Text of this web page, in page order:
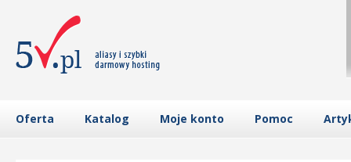
Oferta Katalog Moje konto Pomoc